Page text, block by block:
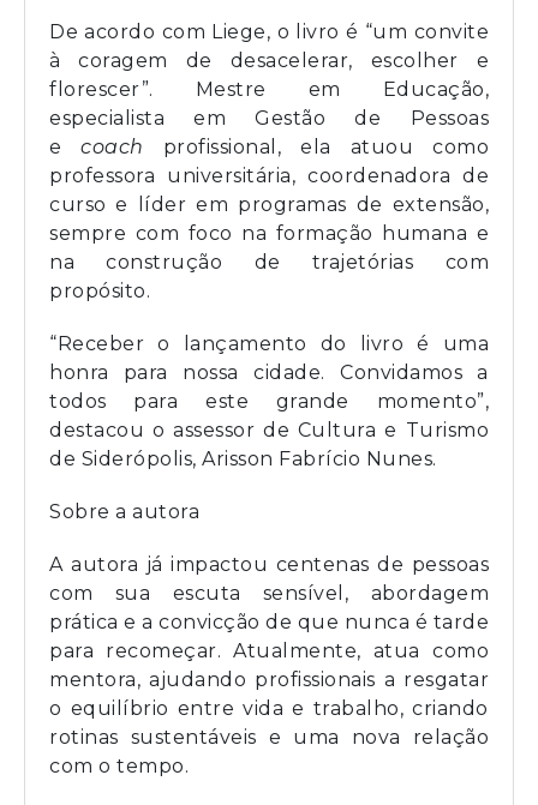
De acordo com Liege, o livro é “um convite
à coragem de desacelerar, escolher e
florescer”. Mestre em Educação,
especialista em Gestão de Pessoas
ecoach profissional, ela atuou como
professora universitária, coordenadora de
curso e líder em programas de extensão,
sempre com foco na formação humana e
na construção de trajetórias com
propósito.
“Receber o lançamento do livro é uma
honra para nossa cidade. Convidamos a
todos para este grande momento”,
destacou o assessor de Cultura e Turismo
de Siderópolis, Arisson Fabrício Nunes.
Sobre a autora
A autora já impactou centenas de pessoas
com sua escuta sensível, abordagem
prática e a convicção de que nunca é tarde
para recomeçar. Atualmente, atua como
mentora, ajudando profissionais a resgatar
o equilíbrio entre vida e trabalho, criando
rotinas sustentáveis e uma nova relação
com o tempo.